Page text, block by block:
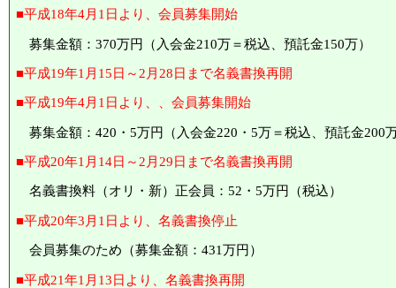
■平成18年4月1日より、会員募集開始
募集金額：370万円（入会金210万＝税込、預託金150万）
■平成19年1月15日～2月28日まで名義書換再開
■平成19年4月1日より、、会員募集開始
募集金額：420・5万円（入会金220・5万＝税込、預託金200
■平成20年1月14日～2月29日まで名義書換再開
名義書換料（オリ・新）正会員：52・5万円（税込）
■平成20年3月1日より、名義書換停止
会員募集のため（募集金額：431万円）
■平成21年1月13日より、名義書換再開